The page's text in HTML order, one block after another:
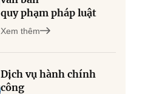
quy phạm pháp luật
Xem thêm
Dịch vụ hành chính
công